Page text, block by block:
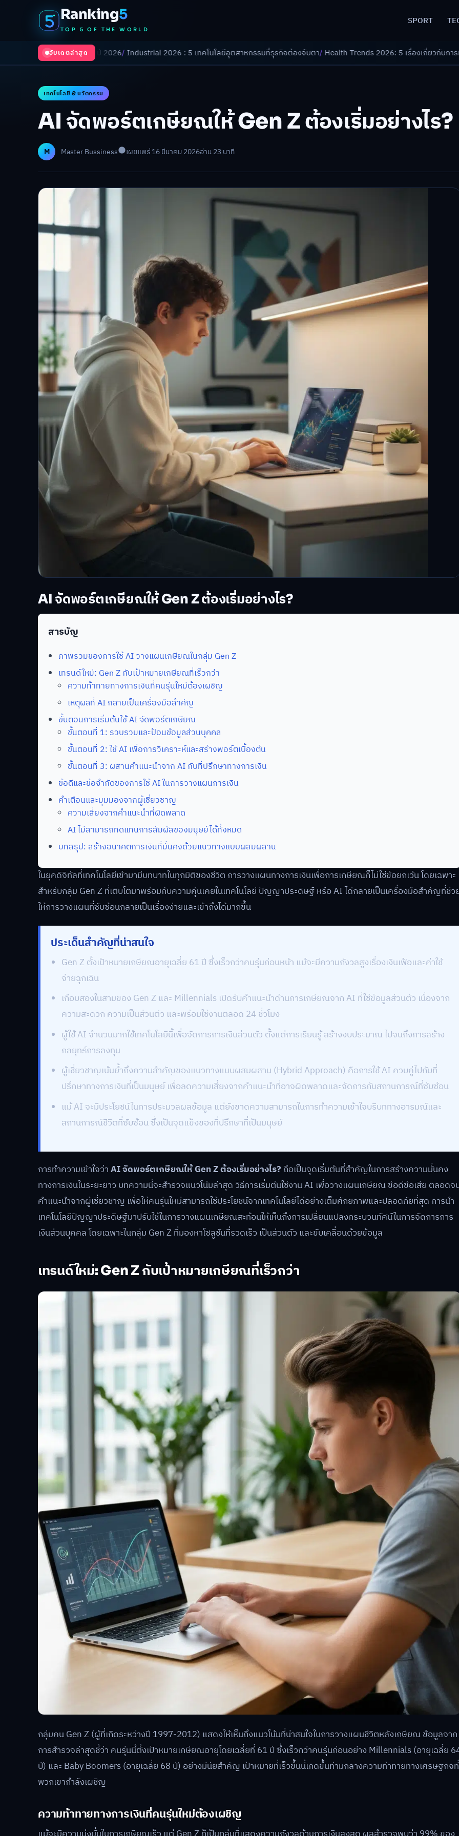
Ranking5
TOP 5 OF THE WORLD
SPORT
อัปเดตล่าสุด
นโลกในปี 2026/Industrial 2026 : 5 เทคโนโลยีอุตสาหกรรมที่ธุรกิจต้องจับตา/Health Trends 2026: 5 เรื่องเกี่ยวกับการแพทย์ที่ควรรู้/ดอกเบี้
เทคโนโลยี & นวัตกรรม
AI จัดพอร์ตเกษียณให้ Gen Z ต้องเริ่มอย่างไร?
M Master Bussiness เผยแพร่ 16 มีนาคม 2026อ่าน 23 นาที
AI จัดพอร์ตเกษียณให้ Gen Z ต้องเริ่มอย่างไร?
สารบัญ
ภาพรวมของการใช้ AI วางแผนเกษียณในกลุ่ม Gen Z
เทรนด์ใหม่: Gen Z กับเป้าหมายเกษียณที่เร็วกว่า
ความท้าทายทางการเงินที่คนรุ่นใหม่ต้องเผชิญ
เหตุผลที่ AI กลายเป็นเครื่องมือสำคัญ
ขั้นตอนการเริ่มต้นใช้ AI จัดพอร์ตเกษียณ
ขั้นตอนที่ 1: รวบรวมและป้อนข้อมูลส่วนบุคคล
ขั้นตอนที่ 2: ใช้ AI เพื่อการวิเคราะห์และสร้างพอร์ตเบื้องต้น
ขั้นตอนที่ 3: ผสานคำแนะนำจาก AI กับที่ปรึกษาทางการเงิน
ข้อดีและข้อจำกัดของการใช้ AI ในการวางแผนการเงิน
คำเตือนและมุมมองจากผู้เชี่ยวชาญ
ความเสี่ยงจากคำแนะนำที่ผิดพลาด
AI ไม่สามารถทดแทนการสัมผัสของมนุษย์ได้ทั้งหมด
บทสรุป: สร้างอนาคตการเงินที่มั่นคงด้วยแนวทางแบบผสมผสาน
ในยุคดิจิทัลที่เทคโนโลยีเข้ามามีบทบาทในทุกมิติของชีวิต การวางแผนทางการเงินเพื่อการเกษียณก็ไม่ใช่ข้อยกเว้น โดยเฉพาะ
สำหรับกลุ่ม Gen Z ที่เติบโตมาพร้อมกับความคุ้นเคยในเทคโนโลยี ปัญญาประดิษฐ์ หรือ AI ได้กลายเป็นเครื่องมือสำคัญที่ช่ว
ให้การวางแผนที่ซับซ้อนกลายเป็นเรื่องง่ายและเข้าถึงได้มากขึ้น
ประเด็นสำคัญที่น่าสนใจ
Gen Z ตั้งเป้าหมายเกษียณอายุเฉลี่ย 61 ปี ซึ่งเร็วกว่าคนรุ่นก่อนหน้า แม้จะมีความกังวลสูงเรื่องเงินเฟ้อและค่าใช้
จ่ายฉุกเฉิน
เกือบสองในสามของ Gen Z และ Millennials เปิดรับคำแนะนำด้านการเกษียณจาก AI ที่ใช้ข้อมูลส่วนตัว เนื่องจาก
ความสะดวก ความเป็นส่วนตัว และพร้อมใช้งานตลอด 24 ชั่วโมง
ผู้ใช้ AI จำนวนมากใช้เทคโนโลยีนี้เพื่อจัดการการเงินส่วนตัว ตั้งแต่การเรียนรู้ สร้างงบประมาณ ไปจนถึงการสร้าง
กลยุทธ์การลงทุน
ผู้เชี่ยวชาญเน้นย้ำถึงความสำคัญของแนวทางแบบผสมผสาน (Hybrid Approach) คือการใช้ AI ควบคู่ไปกับที่
ปรึกษาทางการเงินที่เป็นมนุษย์ เพื่อลดความเสี่ยงจากคำแนะนำที่อาจผิดพลาดและจัดการกับสถานการณ์ที่ซับซ้อน
แม้ AI จะมีประโยชน์ในการประมวลผลข้อมูล แต่ยังขาดความสามารถในการทำความเข้าใจบริบททางอารมณ์และ
สถานการณ์ชีวิตที่ซับซ้อน ซึ่งเป็นจุดแข็งของที่ปรึกษาที่เป็นมนุษย์
การทำความเข้าใจว่าAI จัดพอร์ตเกษียณให้ Gen Z ต้องเริ่มอย่างไร? ถือเป็นจุดเริ่มต้นที่สำคัญในการสร้างความมั่นคง
ทางการเงินในระยะยาว บทความนี้จะสำรวจแนวโน้มล่าสุด วิธีการเริ่มต้นใช้งาน AI เพื่อวางแผนเกษียณ ข้อดีข้อเสีย ตลอดจ
คำแนะนำจากผู้เชี่ยวชาญ เพื่อให้คนรุ่นใหม่สามารถใช้ประโยชน์จากเทคโนโลยีได้อย่างเต็มศักยภาพและปลอดภัยที่สุด การนำ
เทคโนโลยีปัญญาประดิษฐ์มาปรับใช้ในการวางแผนเกษียณสะท้อนให้เห็นถึงการเปลี่ยนแปลงกระบวนทัศน์ในการจัดการการ
เงินส่วนบุคคล โดยเฉพาะในกลุ่ม Gen Z ที่มองหาโซลูชันที่รวดเร็ว เป็นส่วนตัว และขับเคลื่อนด้วยข้อมูล
เทรนด์ใหม่: Gen Z กับเป้าหมายเกษียณที่เร็วกว่า
กลุ่มคน Gen Z (ผู้ที่เกิดระหว่างปี 1997-2012) แสดงให้เห็นถึงแนวโน้มที่น่าสนใจในการวางแผนชีวิตหลังเกษียณ ข้อมูลจาก
การสำรวจล่าสุดชี้ว่า คนรุ่นนี้ตั้งเป้าหมายเกษียณอายุโดยเฉลี่ยที่ 61 ปี ซึ่งเร็วกว่าคนรุ่นก่อนอย่าง Millennials (อายุเฉลี่ย
ปี) และ Baby Boomers (อายุเฉลี่ย 68 ปี) อย่างมีนัยสำคัญ เป้าหมายที่เร็วขึ้นนี้เกิดขึ้นท่ามกลางความท้าทายทางเศรษฐกิจที่
พวกเขากำลังเผชิญ
ความท้าทายทางการเงินที่คนรุ่นใหม่ต้องเผชิญ